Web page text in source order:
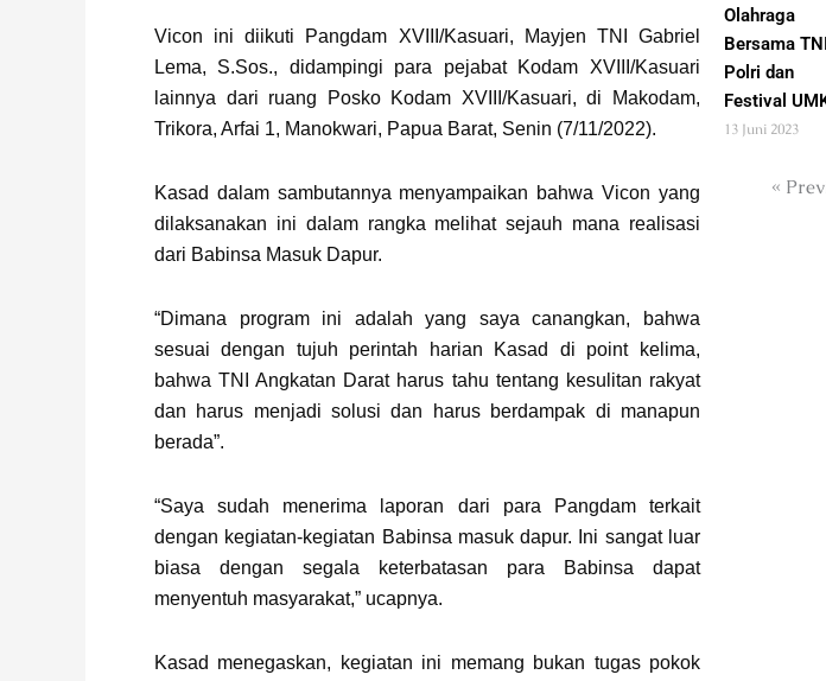
Vicon ini diikuti Pangdam XVIII/Kasuari, Mayjen TNI Gabriel
Lema, S.Sos., didampingi para pejabat Kodam XVIII/Kasuari
lainnya dari ruang Posko Kodam XVIII/Kasuari, di Makodam,
Trikora, Arfai 1, Manokwari, Papua Barat, Senin (7/11/2022).
Kasad dalam sambutannya menyampaikan bahwa Vicon yang
dilaksanakan ini dalam rangka melihat sejauh mana realisasi
dari Babinsa Masuk Dapur.
“Dimana program ini adalah yang saya canangkan, bahwa
sesuai dengan tujuh perintah harian Kasad di point kelima,
bahwa TNI Angkatan Darat harus tahu tentang kesulitan rakyat
dan harus menjadi solusi dan harus berdampak di manapun
berada”.
“Saya sudah menerima laporan dari para Pangdam terkait
dengan kegiatan-kegiatan Babinsa masuk dapur. Ini sangat luar
biasa dengan segala keterbatasan para Babinsa dapat
menyentuh masyarakat,” ucapnya.
Kasad menegaskan, kegiatan ini memang bukan tugas pokok
Olahraga
Bersama TNI
Polri dan
Festival
13 Juni 2023
«